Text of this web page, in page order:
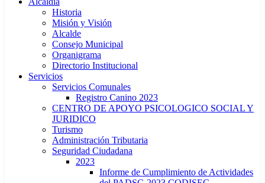
Historia
Misión y Visión
Alcalde
Consejo Municipal
Organigrama
Directorio Institucional
Servicios
Servicios Comunales
Registro Canino 2023
CENTRO DE APOYO PSICOLOGICO SOCIAL Y
JURIDICO
Turismo
Administración Tributaria
Seguridad Ciudadana
2023
Informe de Cumplimiento de Actividades